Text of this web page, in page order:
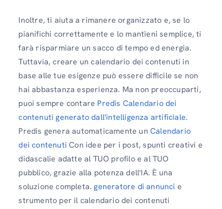
Inoltre, ti aiuta a rimanere organizzato e, se lo
pianifichi correttamente e lo mantieni semplice, ti
farà risparmiare un sacco di tempo ed energia.
Tuttavia, creare un calendario dei contenuti in
base alle tue esigenze può essere difficile se non
hai abbastanza esperienza. Ma non preoccuparti,
puoi sempre contare Predis Calendario dei
contenuti generato dall'intelligenza artificiale.
Predis genera automaticamente un Calendario
dei contenuti Con idee per i post, spunti creativi e
didascalie adatte al TUO profilo e al TUO
pubblico, grazie alla potenza dell'IA. È una
soluzione completa. generatore di annunci e
strumento per il calendario dei contenuti